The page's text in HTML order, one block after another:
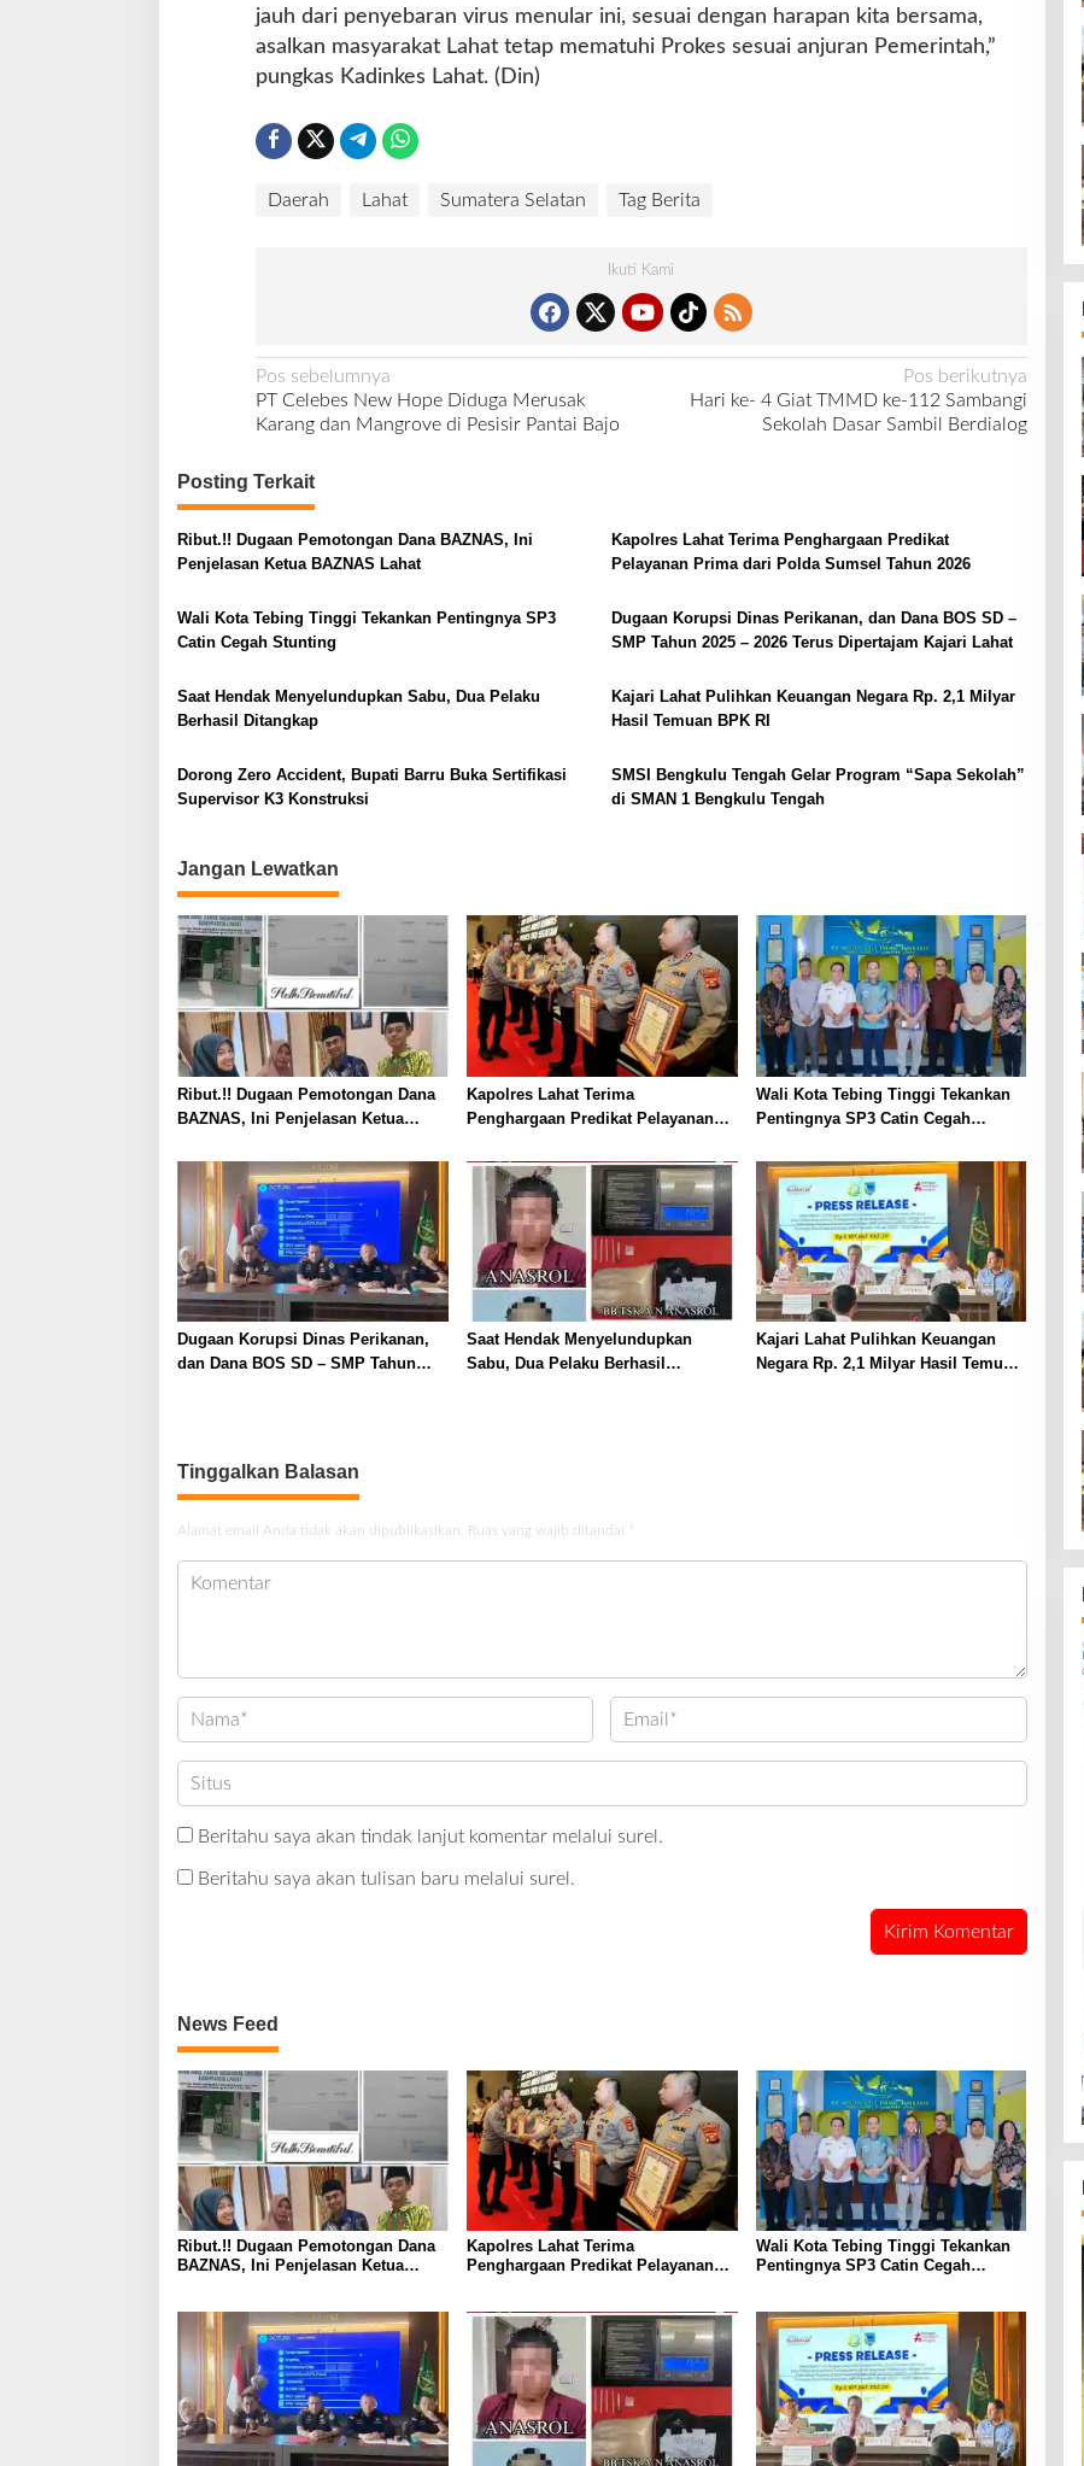
jauh dari penyebaran virus menular ini, sesuai dengan harapan kita bersama,
asalkan masyarakat Lahat tetap mematuhi Prokes sesuai anjuran Pemerintah,”
pungkas Kadinkes Lahat. (Din)
Daerah Lahat Sumatera Selatan Tag Berita
Ikuti Kami
N
a
i
g
a
i
p
o
s
Pos sebelumnya
PT Celebes New Hope Diduga Merusak
Karang dan Mangrove di Pesisir Pantai Bajo
Pos berikutnya
Hari ke- 4 Giat TMMD ke-112 Sambangi
Sekolah Dasar Sambil Berdialog
Posting Terkait
Ribut.!! Dugaan Pemotongan Dana BAZNAS, Ini
Penjelasan Ketua BAZNAS Lahat
Kapolres Lahat Terima Penghargaan Predikat
Pelayanan Prima dari Polda Sumsel Tahun 2026
Wali Kota Tebing Tinggi Tekankan Pentingnya SP3
Catin Cegah Stunting
Dugaan Korupsi Dinas Perikanan, dan Dana BOS SD –
SMP Tahun 2025 – 2026 Terus Dipertajam Kajari Lahat
Saat Hendak Menyelundupkan Sabu, Dua Pelaku
Berhasil Ditangkap
Kajari Lahat Pulihkan Keuangan Negara Rp. 2,1 Milyar
Hasil Temuan BPK RI
Dorong Zero Accident, Bupati Barru Buka Sertifikasi
Supervisor K3 Konstruksi
SMSI Bengkulu Tengah Gelar Program “Sapa Sekolah”
di SMAN 1 Bengkulu Tengah
Jangan Lewatkan
Ribut.!! Dugaan Pemotongan Dana
BAZNAS, Ini Penjelasan Ketua
Kapolres Lahat Terima
Penghargaan Predikat Pelayanan
2026
Wali Kota Tebing Tinggi Tekankan
Pentingnya SP3 Catin Cegah
Dugaan Korupsi Dinas Perikanan,
dan Dana BOS SD – SMP Tahun
Saat Hendak Menyelundupkan
Sabu, Dua Pelaku Berhasil
Kajari Lahat Pulihkan Keuangan
Negara Rp. 2,1 Milyar Hasil Temuan
Tinggalkan Balasan
Alamat email Anda tidak akan dipublikasikan. Ruas yang wajib ditandai *
Beritahu saya akan tindak lanjut komentar melalui surel.
Beritahu saya akan tulisan baru melalui surel.
News Feed
Ribut.!! Dugaan Pemotongan Dana
BAZNAS, Ini Penjelasan Ketua
Kapolres Lahat Terima
Penghargaan Predikat Pelayanan
Wali Kota Tebing Tinggi Tekankan
Pentingnya SP3 Catin Cegah